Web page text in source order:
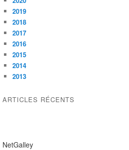
2019
2018
2017
2016
2015
2014
2013
ARTICLES RÉCENTS
NetGalley